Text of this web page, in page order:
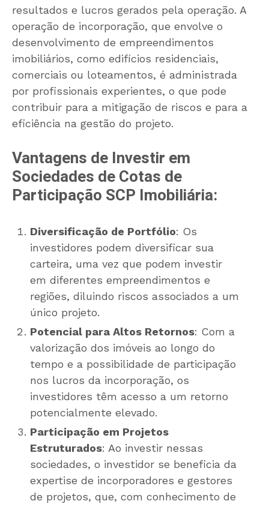
resultados e lucros gerados pela operação. A
operação de incorporação, que envolve o
desenvolvimento de empreendimentos
imobiliários, como edifícios residenciais,
comerciais ou loteamentos, é administrada
por profissionais experientes, o que pode
contribuir para a mitigação de riscos e para a
eficiência na gestão do projeto.
Vantagens de Investir em
Sociedades de Cotas de
Participação SCP Imobiliária:
Diversificação de Portfólio: Os
investidores podem diversificar sua
carteira, uma vez que podem investir
em diferentes empreendimentos e
regiões, diluindo riscos associados a um
único projeto.
Potencial para Altos Retornos: Com a
valorização dos imóveis ao longo do
tempo e a possibilidade de participação
nos lucros da incorporação, os
investidores têm acesso a um retorno
potencialmente elevado.
Participação em Projetos
Estruturados: Ao investir nessas
sociedades, o investidor se beneficia da
expertise de incorporadores e gestores
de projetos, que, com conhecimento de